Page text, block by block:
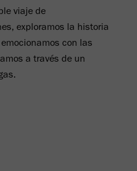
viaje de
exploramos la historia
con las
a través de un